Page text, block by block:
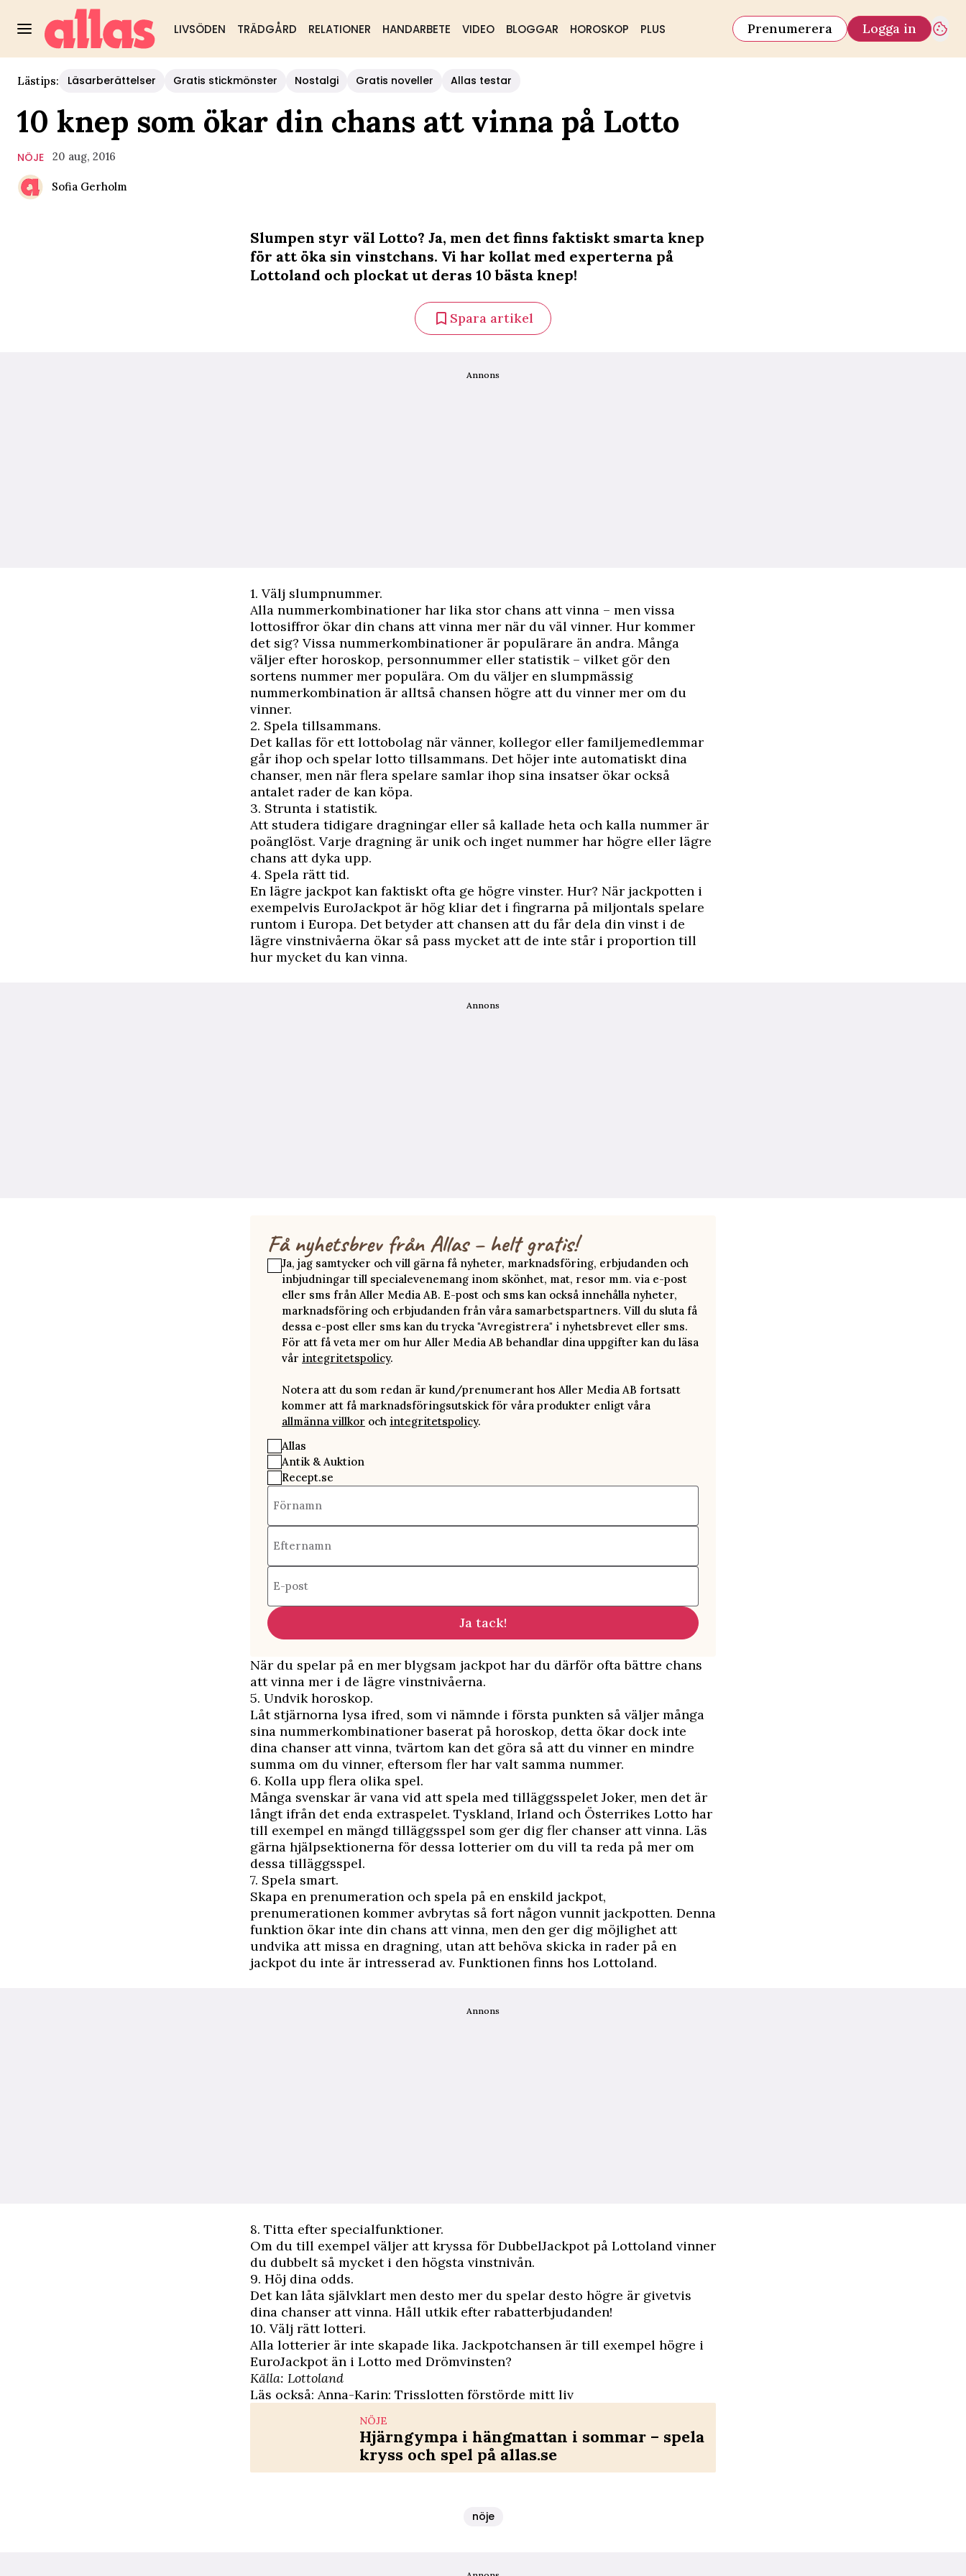
LIVSÖDEN TRÄDGÅRD RELATIONER HANDARBETE VIDEO BLOGGAR HOROSKOP PLUS Prenumerera Logga in
Lästips: Läsarberättelser Gratis stickmönster Nostalgi Gratis noveller Allas testar
10 knep som ökar din chans att vinna på Lotto
NÖJE 20 aug, 2016
Sofia Gerholm
Slumpen styr väl Lotto? Ja, men det finns faktiskt smarta knep
för att öka sin vinstchans. Vi har kollat med experterna på
Lottoland och plockat ut deras 10 bästa knep!
Spara artikel
Annons
1. Välj slumpnummer.
Alla nummerkombinationer har lika stor chans att vinna – men vissa
lottosiffror ökar din chans att vinna mer när du väl vinner. Hur kommer
det sig? Vissa nummerkombinationer är populärare än andra. Många
väljer efter horoskop, personnummer eller statistik – vilket gör den
sortens nummer mer populära. Om du väljer en slumpmässig
nummerkombination är alltså chansen högre att du vinner mer om du
vinner.
2. Spela tillsammans.
Det kallas för ett lottobolag när vänner, kollegor eller familjemedlemmar
går ihop och spelar lotto tillsammans. Det höjer inte automatiskt dina
chanser, men när flera spelare samlar ihop sina insatser ökar också
antalet rader de kan köpa.
3. Strunta i statistik.
Att studera tidigare dragningar eller så kallade heta och kalla nummer är
poänglöst. Varje dragning är unik och inget nummer har högre eller lägre
chans att dyka upp.
4. Spela rätt tid.
En lägre jackpot kan faktiskt ofta ge högre vinster. Hur? När jackpotten i
exempelvis EuroJackpot är hög kliar det i fingrarna på miljontals spelare
runtom i Europa. Det betyder att chansen att du får dela din vinst i de
lägre vinstnivåerna ökar så pass mycket att de inte står i proportion till
hur mycket du kan vinna.
Annons
Få nyhetsbrev från Allas – helt gratis!
Ja, jag samtycker och vill gärna få nyheter, marknadsföring, erbjudanden och
inbjudningar till specialevenemang inom skönhet, mat, resor mm. via e-post
eller sms från Aller Media AB. E-post och sms kan också innehålla nyheter,
marknadsföring och erbjudanden från våra samarbetspartners. Vill du sluta få
dessa e-post eller sms kan du trycka "Avregistrera" i nyhetsbrevet eller sms.
För att få veta mer om hur Aller Media AB behandlar dina uppgifter kan du läsa
vår integritetspolicy.
Notera att du som redan är kund/prenumerant hos Aller Media AB fortsatt
kommer att få marknadsföringsutskick för våra produkter enligt våra
allmänna villkor och integritetspolicy.
Allas
Antik & Auktion
Recept.se
Förnamn
Efternamn
E-post
Ja tack!
När du spelar på en mer blygsam jackpot har du därför ofta bättre chans
att vinna mer i de lägre vinstnivåerna.
5. Undvik horoskop.
Låt stjärnorna lysa ifred, som vi nämnde i första punkten så väljer många
sina nummerkombinationer baserat på horoskop, detta ökar dock inte
dina chanser att vinna, tvärtom kan det göra så att du vinner en mindre
summa om du vinner, eftersom fler har valt samma nummer.
6. Kolla upp flera olika spel.
Många svenskar är vana vid att spela med tilläggsspelet Joker, men det är
långt ifrån det enda extraspelet. Tyskland, Irland och Österrikes Lotto har
till exempel en mängd tilläggsspel som ger dig fler chanser att vinna. Läs
gärna hjälpsektionerna för dessa lotterier om du vill ta reda på mer om
dessa tilläggsspel.
7. Spela smart.
Skapa en prenumeration och spela på en enskild jackpot,
prenumerationen kommer avbrytas så fort någon vunnit jackpotten. Denna
funktion ökar inte din chans att vinna, men den ger dig möjlighet att
undvika att missa en dragning, utan att behöva skicka in rader på en
jackpot du inte är intresserad av. Funktionen finns hos Lottoland.
Annons
8. Titta efter specialfunktioner.
Om du till exempel väljer att kryssa för DubbelJackpot på Lottoland vinner
du dubbelt så mycket i den högsta vinstnivån.
9. Höj dina odds.
Det kan låta självklart men desto mer du spelar desto högre är givetvis
dina chanser att vinna. Håll utkik efter rabatterbjudanden!
10. Välj rätt lotteri.
Alla lotterier är inte skapade lika. Jackpotchansen är till exempel högre i
EuroJackpot än i Lotto med Drömvinsten?
Källa: Lottoland
Läs också: Anna-Karin: Trisslotten förstörde mitt liv
NÖJE
Hjärngympa i hängmattan i sommar – spela
kryss och spel på allas.se
nöje